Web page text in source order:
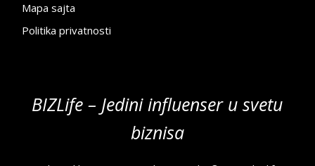
Mapa sajta
Politika privatnosti
BIZLife – Jedini influenser u svetu
biznisa